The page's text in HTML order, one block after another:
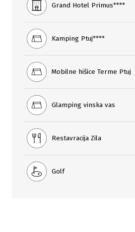
Grand Hotel Primus****
Kamping Ptuj****
Mobilne hišice Terme Ptuj
Glamping vinska vas
Restavracija Zila
Golf